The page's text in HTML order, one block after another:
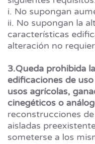
i. No supongan
ii. No supongan la
características
alteración no
3.Queda prohibida
edificaciones de
usos agrícolas,
cinegéticos o
reconstrucciones
aisladas
someterse a los